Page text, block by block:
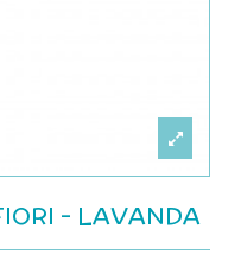
- LAVANDA